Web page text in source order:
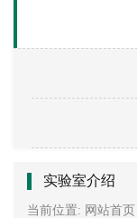
实验室介绍
当前位置: 网站首页